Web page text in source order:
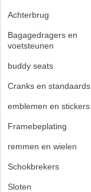
Achterbrug
Bagagedragers en
voetsteunen
buddy seats
Cranks en standaards
emblemen en stickers
Framebeplating
remmen en wielen
Schokbrekers
Sloten